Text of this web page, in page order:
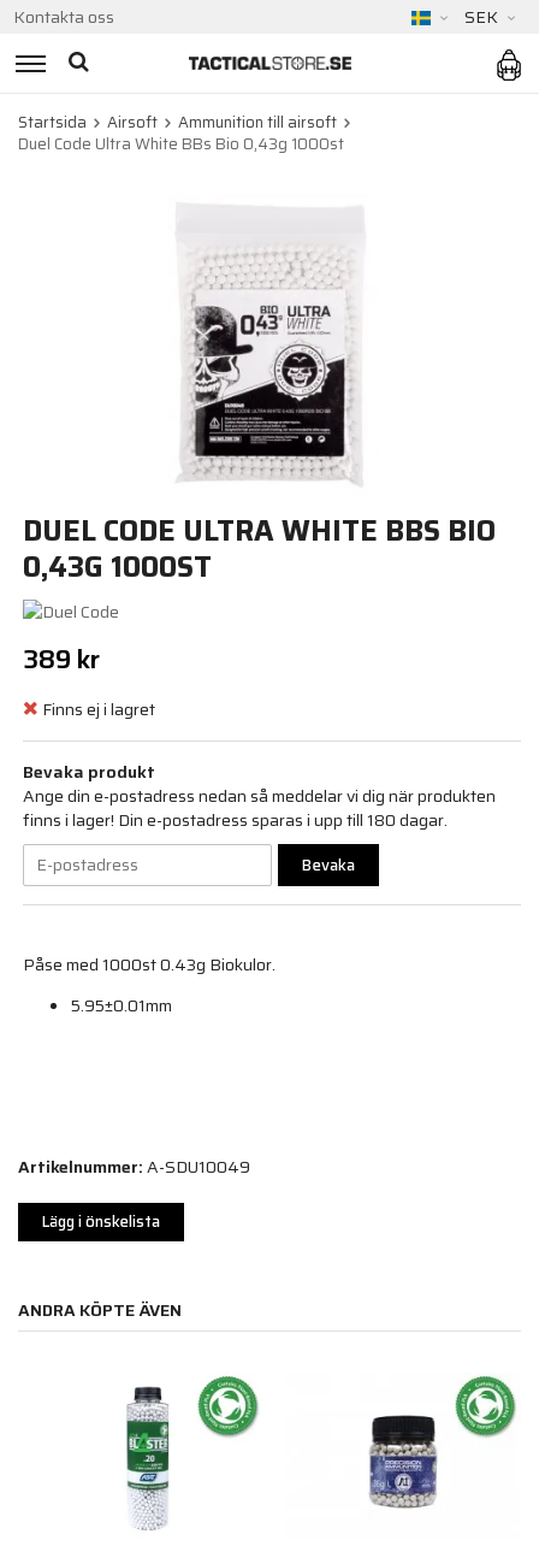
Kontakta oss SEK
Startsida Airsoft
Ammunition till airsoft
Duel Code Ultra White BBs Bio 0,43g 1000st
DUEL CODE ULTRA WHITE BBS BIO
0,43G 1000ST
389 kr
Finns ej i lagret
Bevaka produkt
Ange din e-postadress nedan så meddelar vi dig när produkten
finns i lager! Din e-postadress sparas i upp till 180 dagar.
Bevaka
Påse med 1000st 0.43g Biokulor.
5.95±0.01mm
Artikelnummer:A-SDU10049
Lägg i önskelista
ANDRA KÖPTE ÄVEN